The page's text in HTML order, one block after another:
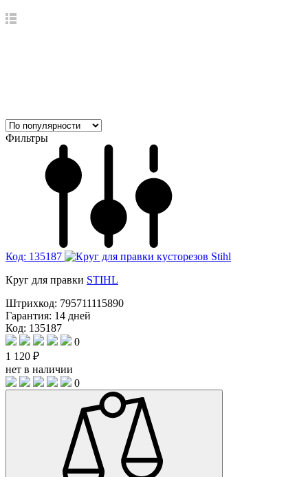
Фильтры
Код: 135187
Круг для правки STIHL
Штрихкод: 795711115890
Гарантия: 14 дней
Код: 135187
0
1 120 ₽
нет в наличии
0